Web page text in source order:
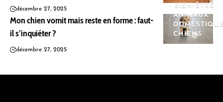
décembre 27, 2025
- BIEN-ÊTRE
ANIMAUX
CHIENS
Mon chien vomit mais reste en forme : faut-
il s’inquiéter ?
décembre 27, 2025